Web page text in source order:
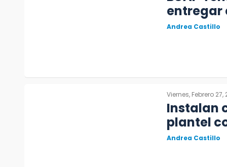
entregar
Andrea Castillo
Viernes, Febrero 27,
Instalan
plantel
Andrea Castillo